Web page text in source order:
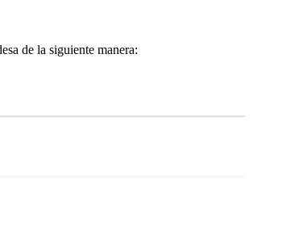
de la siguiente manera: